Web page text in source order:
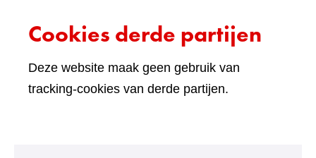
Cookies derde partijen
Deze website maak geen gebruik van
tracking-cookies van derde partijen.